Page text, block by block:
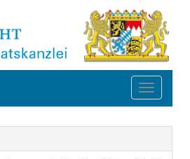
Toggle